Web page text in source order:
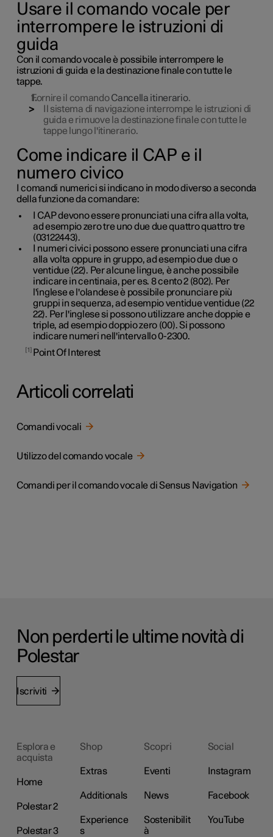
Usare il comando vocale per
interrompere le istruzioni di
guida
Con il comando vocale è possibile interrompere le
istruzioni di guida e la destinazione finale con tutte le
tappe.
Fornire il comandoCancella itinerario.
Il sistema di navigazione interrompe le istruzioni di
guida e rimuove la destinazione finale con tutte le
tappe lungo l'itinerario.
Come indicare il CAP e il
numero civico
I comandi numerici si indicano in modo diverso a seconda
della funzione da comandare:
CAPdevono essere pronunciati una cifra alla volta,
ad esempio zero tre uno due due quattro quattro tre
(03122443).
numeri civici possono essere pronunciati una cifra
alla volta oppure in gruppo, ad esempio due due o
ventidue (22). Per alcune lingue, è anche possibile
indicare in centinaia, per es. 8 cento 2 (802). Per
l'inglese e l'olandese è possibile pronunciare più
gruppi in sequenza, ad esempio ventidue ventidue (22
22). Per l'inglese si possono utilizzare anche doppie e
triple, ad esempio doppio zero (00). Si possono
indicare numeri nell'intervallo 0-2300.
1 Point Of Interest
Articoli correlati
Comandi vocali
Utilizzo del comando vocale
Comandi per il comando vocale di Sensus Navigation
Non perderti le ultime novità di
Polestar
Iscriviti
Esplora e
acquista
Home
Polestar 2
Polestar 3
Shop
Extras
Additionals
Experience
s
Scopri
Eventi
News
Sostenibilit
à
Social
Instagram
Facebook
YouTube